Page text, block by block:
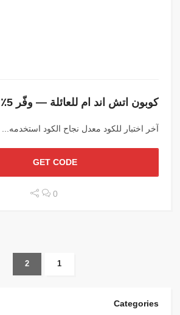
آخر اختبار للكود معدل نجاح الكود استخدمه...
GET CODE
0
1
2
Categories